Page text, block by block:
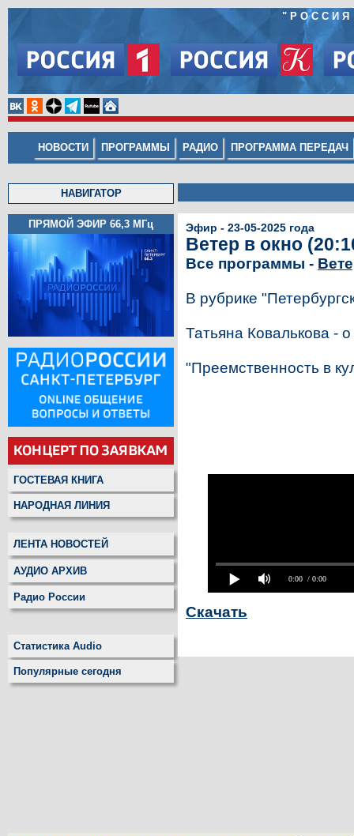
"РОССИЯ
НОВОСТИ ПРОГРАММЫ РАДИО ПРОГРАММА ПЕРЕДАЧ
НАВИГАТОР
ПРЯМОЙ ЭФИР 66,3 МГц
ГОСТЕВАЯ КНИГА
НАРОДНАЯ ЛИНИЯ
ЛЕНТА НОВОСТЕЙ
АУДИО АРХИВ
Радио России
Статистика Audio
Популярные сегодня
Эфир - 23-05-2025 года
Ветер в окно
Все программы -
В рубрике
Татьяна Ковалькова -
"Преемственность в
0:00 / 0:00
Скачать